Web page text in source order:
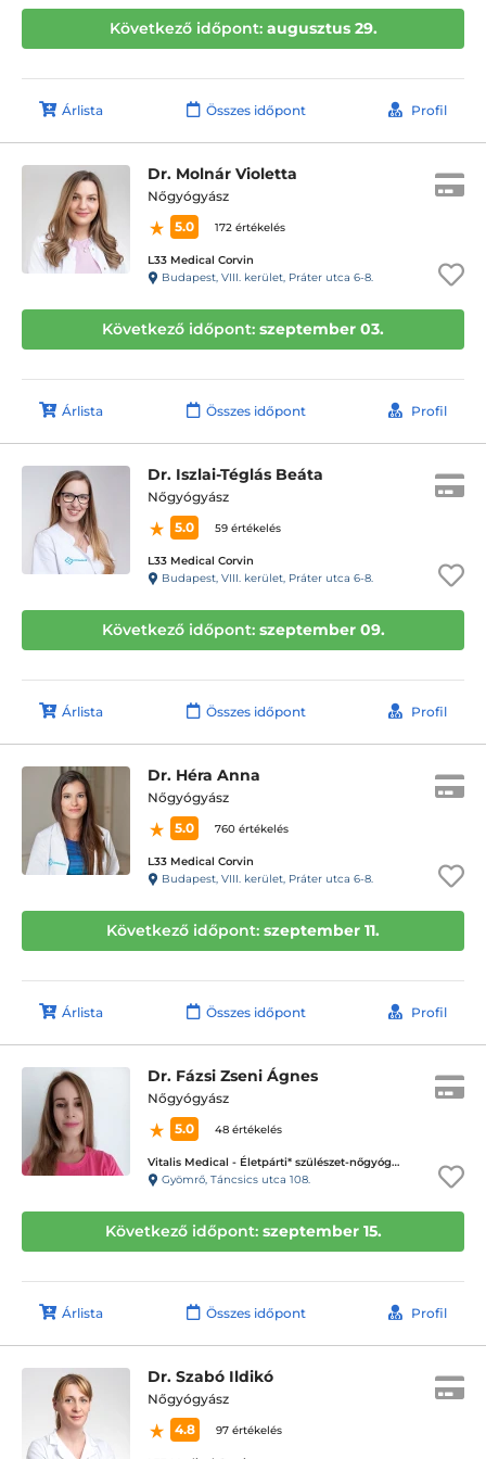
Következő időpont: augusztus 29.
Árlista Összes időpont Profil
Dr. Molnár Violetta
Nőgyógyász
5.0
172 értékelés
L33 Medical Corvin
Budapest, VIII. kerület, Práter utca 6-8.
Következő időpont: szeptember 03.
Árlista Összes időpont Profil
Dr. Iszlai-Téglás Beáta
Nőgyógyász
5.0
59 értékelés
L33 Medical Corvin
Budapest, VIII. kerület, Práter utca 6-8.
Következő időpont: szeptember 09.
Árlista Összes időpont Profil
Dr. Héra Anna
Nőgyógyász
5.0
760 értékelés
L33 Medical Corvin
Budapest, VIII. kerület, Práter utca 6-8.
Következő időpont: szeptember 11.
Árlista Összes időpont Profil
Dr. Fázsi Zseni Ágnes
Nőgyógyász
5.0
48 értékelés
Vitalis Medical - Életpárti* szülészet-nőgyógyászati magánrendelő
Gyömrő, Táncsics utca 108.
Következő időpont: szeptember 15.
Árlista Összes időpont Profil
Dr. Szabó Ildikó
Nőgyógyász
4.8
97 értékelés